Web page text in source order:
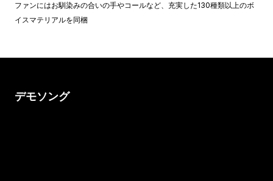
ファンにはお馴染みの合いの手やコールなど、充実した130種類以上のボ
イスマテリアルを同梱
デモソング